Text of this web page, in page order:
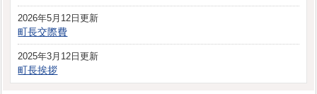
2026年5月12日更新
町長交際費
2025年3月12日更新
町長挨拶